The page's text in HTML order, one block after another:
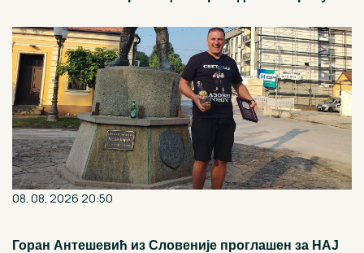
08. 08. 2026 20:50
Горан Антешевић из Словеније проглашен за НАЈ